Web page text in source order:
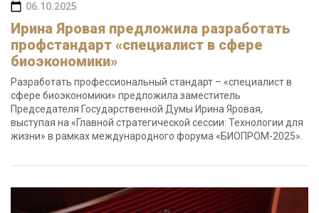
06.10.2025
Ирина Яровая предложила разработать
профстандарт «специалист в сфере
биоэкономики»
Разработать профессиональный стандарт – «специалист в
сфере биоэкономики» предложила заместитель
Председателя Государственной Думы Ирина Яровая,
выступая на «Главной стратегической сессии: Технологии для
жизни» в рамках международного форума «БИОПРОМ-2025».